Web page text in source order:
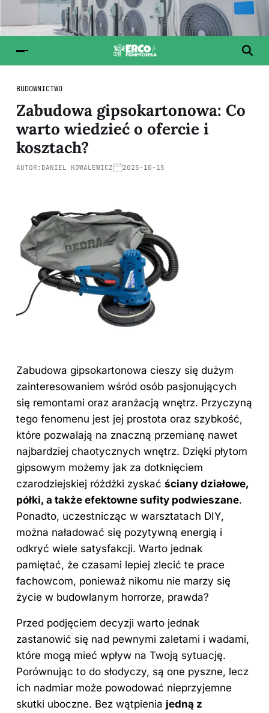
BUDOWNICTWO
Zabudowa gipsokartonowa: Co
warto wiedzieć o ofercie i
kosztach?
AUTOR: DANIEL KOWALEWICZ 2025-10-15
Zabudowa gipsokartonowa cieszy się dużym
zainteresowaniem wśród osób pasjonujących
się remontami oraz aranżacją wnętrz. Przyczyną
tego fenomenu jest jej prostota oraz szybkość,
które pozwalają na znaczną przemianę nawet
najbardziej chaotycznych wnętrz. Dzięki płytom
gipsowym możemy jak za dotknięciem
czarodziejskiej różdżki zyskać ściany działowe,
półki, a także efektowne sufity podwieszane.
Ponadto, uczestnicząc w warsztatach DIY,
można naładować się pozytywną energią i
odkryć wiele satysfakcji. Warto jednak
pamiętać, że czasami lepiej zlecić te prace
fachowcom, ponieważ nikomu nie marzy się
życie w budowlanym horrorze, prawda?
Przed podjęciem decyzji warto jednak
zastanowić się nad pewnymi zaletami i wadami,
które mogą mieć wpływ na Twoją sytuację.
Porównując to do słodyczy, są one pyszne, lecz
ich nadmiar może powodować nieprzyjemne
skutki uboczne. Bez wątpienia jedną z